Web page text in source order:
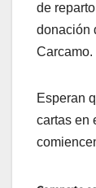
de
donación
Carcamo.
Esperan
cartas en